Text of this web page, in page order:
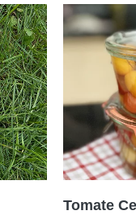
Tomate